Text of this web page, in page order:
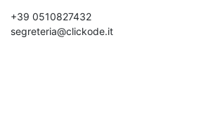
+39 0510827432
segreteria@clickode.it